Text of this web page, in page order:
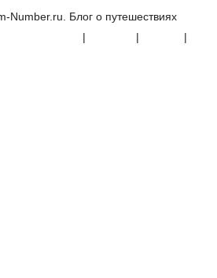
Number.ru. Блог о путешествиях
| |
|